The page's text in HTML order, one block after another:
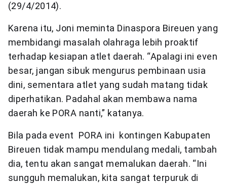
(29/4/2014).
Karena itu, Joni meminta Dinaspora Bireuen yang
membidangi masalah olahraga lebih proaktif
terhadap kesiapan atlet daerah. “Apalagi ini even
besar, jangan sibuk mengurus pembinaan usia
dini, sementara atlet yang sudah matang tidak
diperhatikan. Padahal akan membawa nama
daerah ke PORA nanti,” katanya.
Bila pada event PORA ini kontingen Kabupaten
Bireuen tidak mampu mendulang medali, tambah
dia, tentu akan sangat memalukan daerah. “Ini
sungguh memalukan, kita sangat terpuruk di